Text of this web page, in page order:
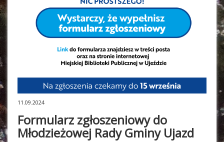
11.09.2024
Formularz zgłoszeniowy do
Młodzieżowej Rady Gminy Ujazd